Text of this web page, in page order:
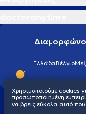
ΕλλάδαΒέλγιο
Χρησιμοποιούμε cookies
προσωποποιημένη
να βρεις εύκολα αυτό